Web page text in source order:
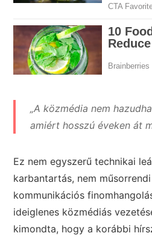
„A közmédia nem
amiért hosszú éveken át
Ez nem egyszerű technikai
karbantartás, nem
kommunikációs
ideiglenes közmédiás
kimondta, hogy a korábbi